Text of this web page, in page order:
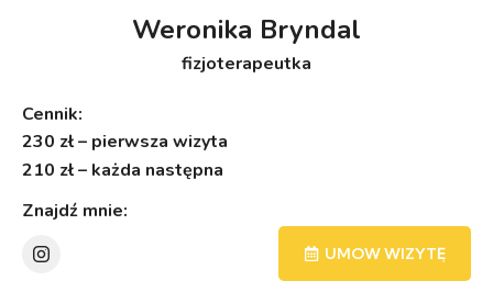
Weronika Bryndal
fizjoterapeutka
Cennik:
230 zł – pierwsza wizyta
210 zł – każda następna
Znajdź mnie:
UMOW WIZYTĘ